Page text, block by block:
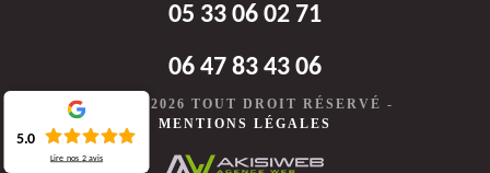
05 33 06 02 71
06 47 83 43 06
©2020-2026 TOUT DROIT RÉSERVÉ -
MENTIONS LÉGALES
5.0
Lire nos 2avis